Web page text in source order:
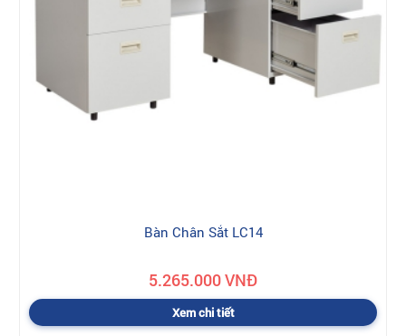
Bàn Chân Sắt LC14
5.265.000 VNĐ
Xem chi tiết